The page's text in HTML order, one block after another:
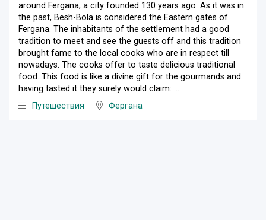
around Fergana, a city founded 130 years ago. As it was in
the past, Besh-Bola is considered the Eastern gates of
Fergana. The inhabitants of the settlement had a good
tradition to meet and see the guests off and this tradition
brought fame to the local cooks who are in respect till
nowadays. The cooks offer to taste delicious traditional
food. This food is like a divine gift for the gourmands and
having tasted it they surely would claim: ...
Путешествия
Фергана